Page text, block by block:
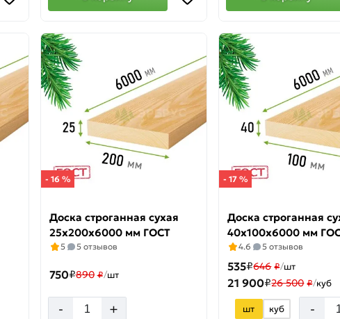
- 16 %
Доска строганная сухая
25х200х6000 мм ГОСТ
5 5 отзывов
750₽890 ₽/шт
- +
- 17 %
Доска строганная
40х100х6000 мм
4.6 5 отзывов
535₽646 ₽/шт
21 900₽26 500 ₽/куб
шт куб -